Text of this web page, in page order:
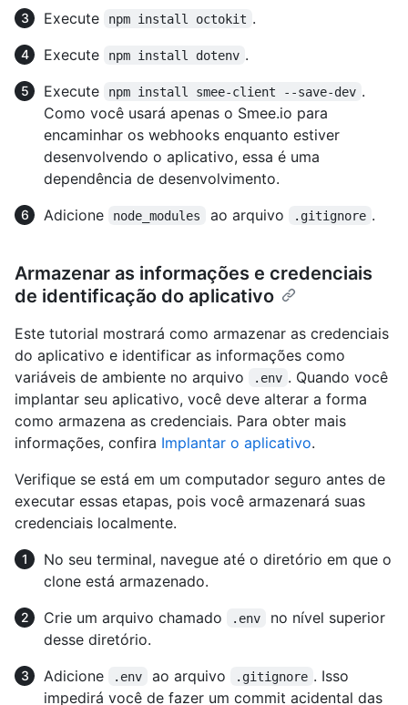
Execute
npm install octokit .
Execute
npm install dotenv .
Execute
npm install smee-client --save-dev .
Como você usará apenas o Smee.io para
encaminhar os webhooks enquanto estiver
desenvolvendo o aplicativo, essa é uma
dependência de desenvolvimento.
Adicione
node_modules ao arquivo .gitignore .
Armazenar as informações e credenciais
de identificação do aplicativo
Este tutorial mostrará como armazenar as credenciais
do aplicativo e identificar as informações como
variáveis de ambiente no arquivo
.env . Quando você
implantar seu aplicativo, você deve alterar a forma
como armazena as credenciais. Para obter mais
informações, confira Implantar o aplicativo.
Verifique se está em um computador seguro antes de
executar essas etapas, pois você armazenará suas
credenciais localmente.
No seu terminal, navegue até o diretório em que o
clone está armazenado.
Crie um arquivo chamado
.env
no nível superior
desse diretório.
Adicione
.env ao arquivo .gitignore . Isso
impedirá você de fazer um commit acidental das